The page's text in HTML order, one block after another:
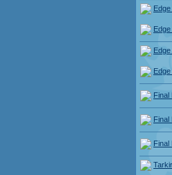
Edge
Final
Final
Final